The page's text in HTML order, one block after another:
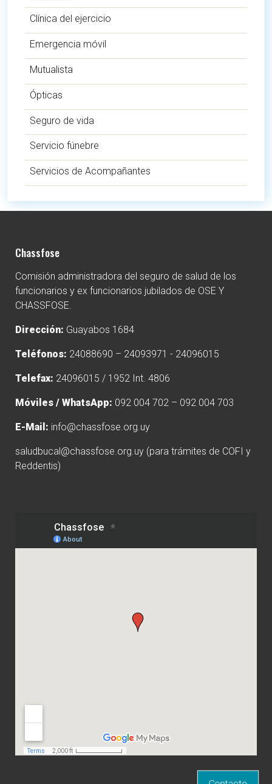
Clínica del ejercicio
Emergencia móvil
Mutualista
Ópticas
Seguro de vida
Servicio fúnebre
Servicios de Acompañantes
Chassfose
Comisión administradora del seguro de salud de los
funcionarios y ex funcionarios jubilados de OSE Y
CHASSFOSE.
Dirección: Guayabos 1684
Teléfonos: 24088690 – 24093971 - 24096015
Telefax: 24096015 / 1952 Int. 4806
Móviles / WhatsApp: 092 004 702 – 092 004 703
E-Mail: info@chassfose.org.uy
saludbucal@chassfose.org.uy(para trámites de COFI y
Reddentis)